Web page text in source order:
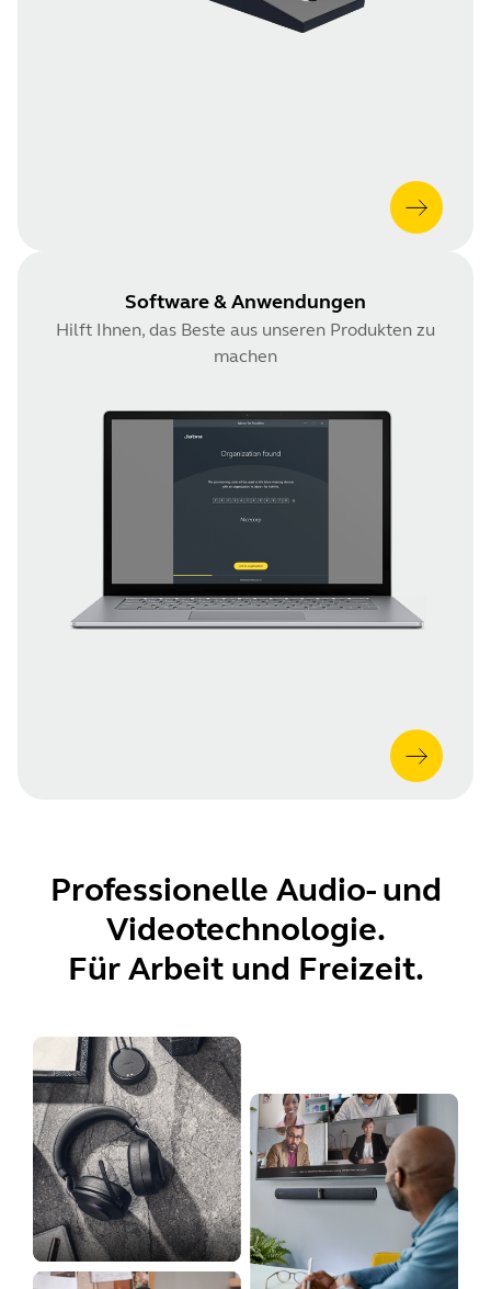
Software & Anwendungen
Hilft Ihnen, das Beste aus unseren Produkten zu
machen
Professionelle Audio- und
Videotechnologie.
Für Arbeit und Freizeit.